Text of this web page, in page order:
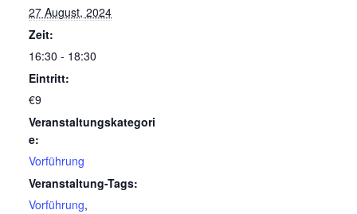
27 August, 2024
Zeit:
16:30 - 18:30
Eintritt:
€9
Veranstaltungskategori
e:
Vorführung
Veranstaltung-Tags:
Vorführung,